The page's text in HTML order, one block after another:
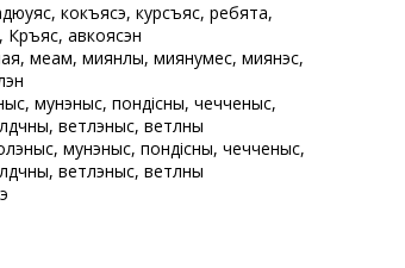
кокъясэ, курсъяс, ребята,
авкоясэн
меам, миянлы, миянумес, миянэс,
мунэныс, пондісны, чечченыс,
ветлэныс, ветлӧны
мунэныс, пондісны, чечченыс,
ветлэныс, ветлӧны